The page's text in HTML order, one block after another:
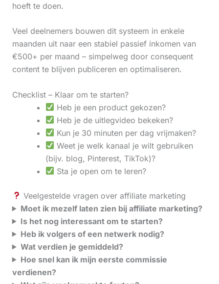
hoeft te doen.
Veel deelnemers bouwen dit systeem in enkele
maanden uit naar een stabiel passief inkomen van
€500+ per maand – simpelweg door consequent
content te blijven publiceren en optimaliseren.
Checklist – Klaar om te starten?
Heb je een product gekozen?
Heb je de uitlegvideo bekeken?
Kun je 30 minuten per dag vrijmaken?
Weet je welk kanaal je wilt gebruiken
(bijv. blog, Pinterest, TikTok)?
Sta je open om te leren?
Veelgestelde vragen over affiliate marketing
Moet ik mezelf laten zien bij affiliate marketing?
Is het nog interessant om te starten?
Heb ik volgers of een netwerk nodig?
Wat verdien je gemiddeld?
Hoe snel kan ik mijn eerste commissie
verdienen?